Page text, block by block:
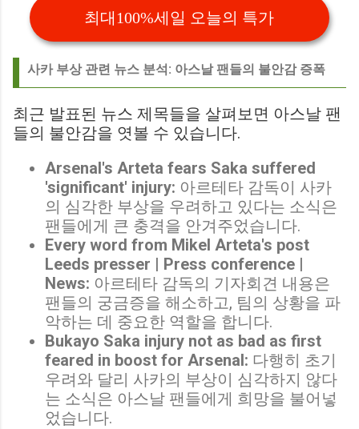
최대100%세일 오늘의 특가
사카 부상 관련 뉴스 분석: 아스날 팬들의 불안감 증폭
최근 발표된 뉴스 제목들을 살펴보면 아스날 팬
들의 불안감을 엿볼 수 있습니다.
Arsenal's Arteta fears Saka suffered
'significant' injury: 아르테타 감독이 사카
의 심각한 부상을 우려하고 있다는 소식은
팬들에게 큰 충격을 안겨주었습니다.
Every word from Mikel Arteta's post
Leeds presser | Press conference |
News: 아르테타 감독의 기자회견 내용은
팬들의 궁금증을 해소하고, 팀의 상황을 파
악하는 데 중요한 역할을 합니다.
Bukayo Saka injury not as bad as first
feared in boost for Arsenal: 다행히 초기
우려와 달리 사카의 부상이 심각하지 않다
는 소식은 아스날 팬들에게 희망을 불어넣
었습니다.